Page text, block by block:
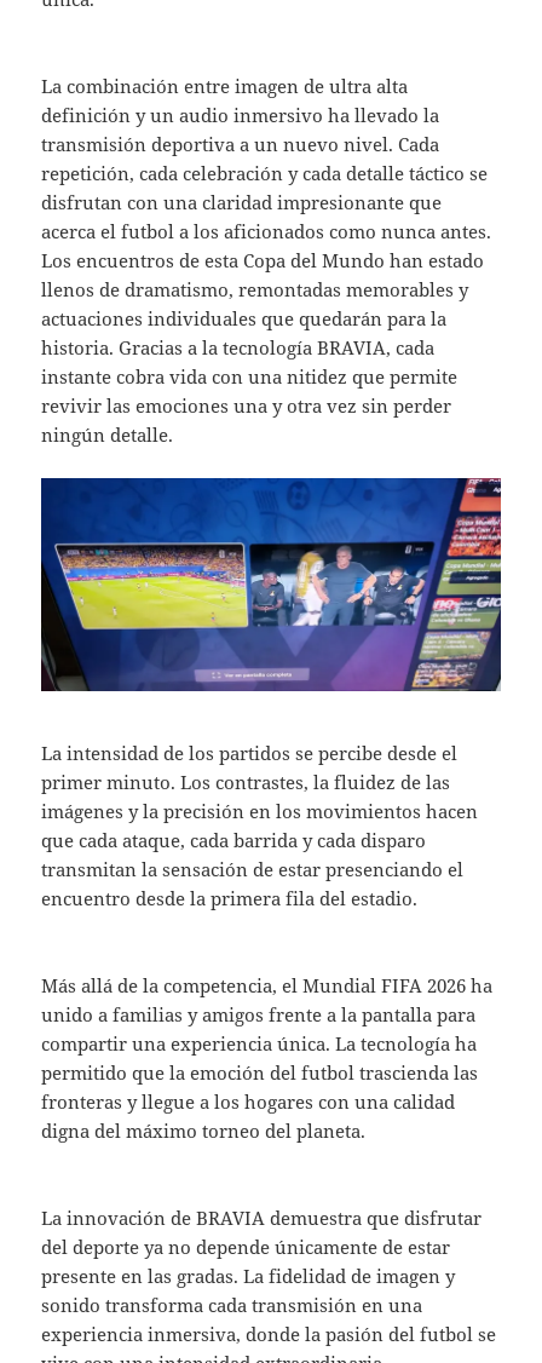
La combinación entre imagen de ultra alta
definición y un audio inmersivo ha llevado la
transmisión deportiva a un nuevo nivel. Cada
repetición, cada celebración y cada detalle táctico se
disfrutan con una claridad impresionante que
acerca el futbol a los aficionados como nunca antes.
Los encuentros de esta Copa del Mundo han estado
llenos de dramatismo, remontadas memorables y
actuaciones individuales que quedarán para la
historia. Gracias a la tecnología BRAVIA, cada
instante cobra vida con una nitidez que permite
revivir las emociones una y otra vez sin perder
ningún detalle.
La intensidad de los partidos se percibe desde el
primer minuto. Los contrastes, la fluidez de las
imágenes y la precisión en los movimientos hacen
que cada ataque, cada barrida y cada disparo
transmitan la sensación de estar presenciando el
encuentro desde la primera fila del estadio.
Más allá de la competencia, el Mundial FIFA 2026 ha
unido a familias y amigos frente a la pantalla para
compartir una experiencia única. La tecnología ha
permitido que la emoción del futbol trascienda las
fronteras y llegue a los hogares con una calidad
digna del máximo torneo del planeta.
La innovación de BRAVIA demuestra que disfrutar
del deporte ya no depende únicamente de estar
presente en las gradas. La fidelidad de imagen y
sonido transforma cada transmisión en una
experiencia inmersiva, donde la pasión del futbol se